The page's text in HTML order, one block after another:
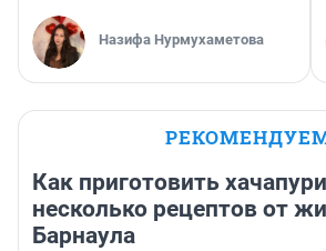
Назифа Нурмухаметова
Как приготовить
несколько рецептов от
Барнаула